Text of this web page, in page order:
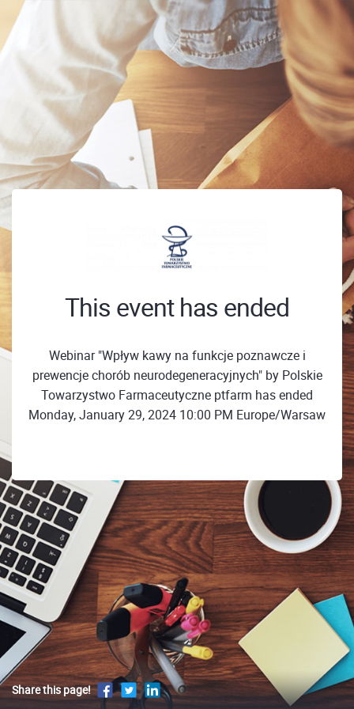
This event has ended
Webinar "Wpływ kawy na funkcje poznawcze i
prewencje chorób neurodegeneracyjnych" by Polskie
Towarzystwo Farmaceutyczne ptfarm has ended
Monday, January 29, 2024 10:00 PM Europe/Warsaw
Share this page!